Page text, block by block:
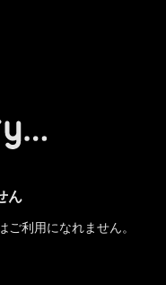
ん
ご利用になれません。